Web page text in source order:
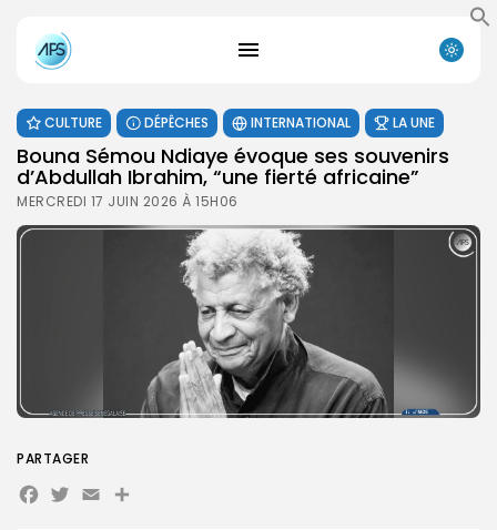
CULTURE DÉPÊCHES INTERNATIONAL LA UNE
Bouna Sémou Ndiaye évoque ses souvenirs
d’Abdullah Ibrahim, “une fierté africaine”
MERCREDI 17 JUIN 2026 À 15H06
PARTAGER
Facebook
Twitter
EmailPartager